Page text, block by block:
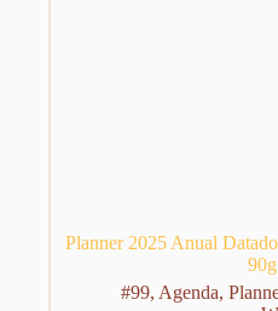
Planner 2025 Anual
90g
#99, Agenda,